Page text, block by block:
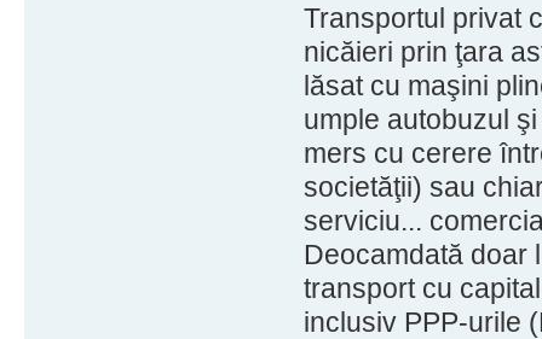
Transportul privat
nicăieri prin ţara
lăsat cu maşini
umple autobuzul
mers cu cerere
societăţii) sau
serviciu...
Deocamdată doar
transport cu
inclusiv PPP-urile